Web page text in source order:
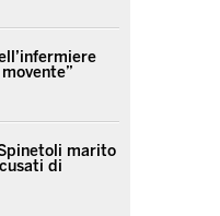
marito
di